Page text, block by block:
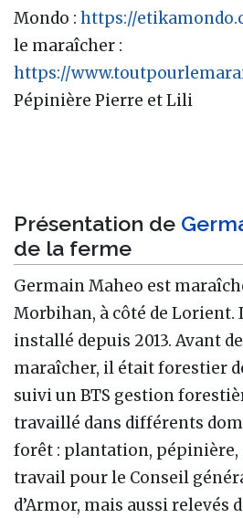
Mondo : https://
le maraîcher :
https://
Pépinière Pierre et Lili
Présentation de
de la ferme
Germain Maheo est
Morbihan, à côté de Lorient.
installé depuis 2013. Avant
maraîcher, il était forestier
suivi un BTS gestion
travaillé dans différents
forêt : plantation, pépinière,
travail pour le Conseil
d’Armor, mais aussi relevés